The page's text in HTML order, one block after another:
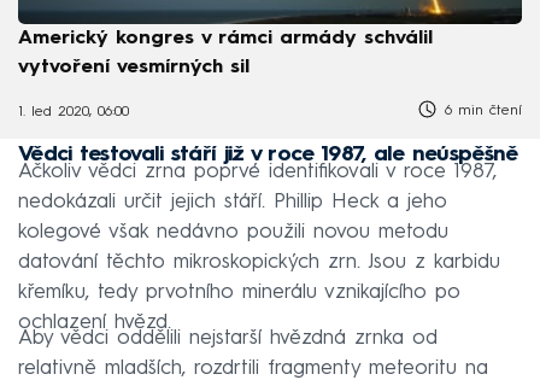
Americký kongres v rámci armády schválil
vytvoření vesmírných sil
1. led 2020, 06:00 6 min čtení
Vědci testovali stáří již v roce 1987, ale neúspěšně
Ačkoliv vědci zrna poprvé identifikovali v roce 1987,
nedokázali určit jejich stáří. Phillip Heck a jeho
kolegové však nedávno použili novou metodu
datování těchto mikroskopických zrn. Jsou z karbidu
křemíku, tedy prvotního minerálu vznikajícího po
ochlazení hvězd.
Aby vědci oddělili nejstarší hvězdná zrnka od
relativně mladších, rozdrtili fragmenty meteoritu na